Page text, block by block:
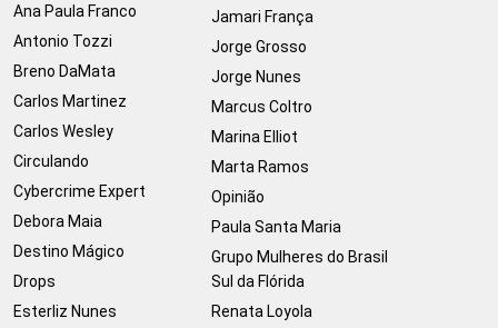
Ana Paula Franco
Antonio Tozzi
Breno DaMata
Carlos Martinez
Carlos Wesley
Circulando
Cybercrime Expert
Debora Maia
Destino Mágico
Drops
Esterliz Nunes
Jamari França
Jorge Grosso
Jorge Nunes
Marcus Coltro
Marina Elliot
Marta Ramos
Opinião
Paula Santa Maria
Grupo Mulheres do Brasil
Sul da Flórida
Renata Loyola